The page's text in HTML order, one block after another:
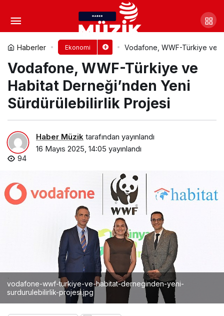
Haberler Ekonomi Vodafone, WWF-Türkiye ve
Vodafone, WWF-Türkiye ve
Habitat Derneği’nden Yeni
Sürdürülebilirlik Projesi
Haber Müzik tarafından yayınlandı
16 Mayıs 2025, 14:05 yayınlandı
94
vodafone-wwf-turkiye-ve-habitat-derneginden-yeni-
surdurulebilirlik-projesi.jpg
Türkiye’de Geri Dönüşüme
Örnek Uygulama: Geri Kazanım
Suyuyla 129 Milyon Metreküp Tasarruf
Yorum Yap